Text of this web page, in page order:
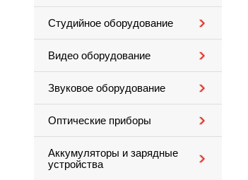
Студийное оборудование
Видео оборудование
Звуковое оборудование
Оптические приборы
Аккумуляторы и зарядные
устройства